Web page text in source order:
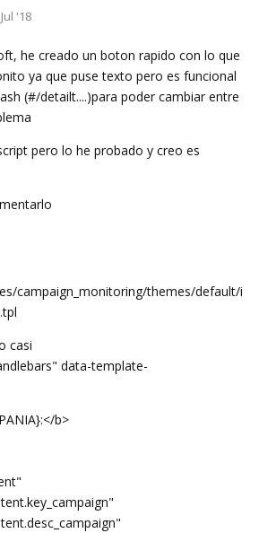
Jul '18
he creado un boton rapido con lo que
ya que puse texto pero es funcional
(#/detailt....)para poder cambiar entre
pero lo he probado y creo es
campaign_monitoring/themes/default/i
casi
data-template-
b>